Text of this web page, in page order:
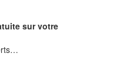
sur votre